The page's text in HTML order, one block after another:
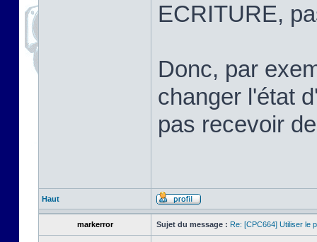
ECRITURE,
Donc, par
changer l'état
pas recevoir
Haut
markerror Sujet du message : Re: [CPC664] Utiliser le